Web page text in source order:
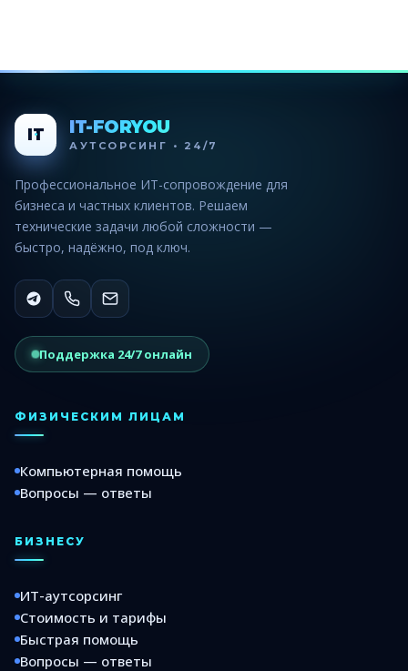
IT IT-FORYOU
АУТСОРСИНГ • 24/7
Профессиональное ИТ-сопровождение для
бизнеса и частных клиентов. Решаем
технические задачи любой сложности —
быстро, надёжно, под ключ.
Поддержка 24/7 онлайн
ФИЗИЧЕСКИМ ЛИЦАМ
Компьютерная помощь
Вопросы — ответы
БИЗНЕСУ
ИТ-аутсорсинг
Стоимость и тарифы
Быстрая помощь
Вопросы — ответы